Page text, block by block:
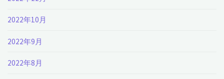
2022年10月
2022年9月
2022年8月